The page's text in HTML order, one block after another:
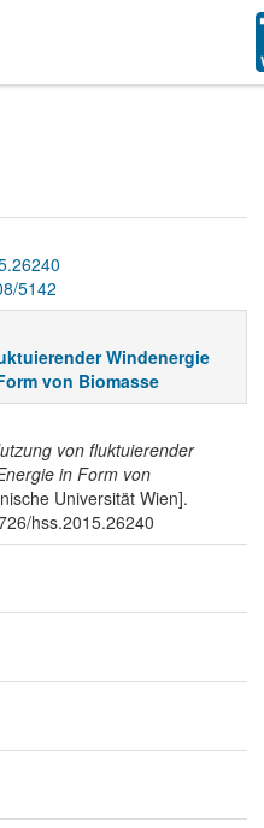
5142
Windenergie
von Biomasse
von fluktuierender
in Form von
Universität Wien].
hss.2015.26240